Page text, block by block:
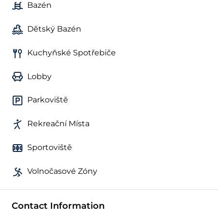
Bazén
Dětský Bazén
Kuchyňské Spotřebiče
Lobby
Parkoviště
Rekreační Místa
Sportoviště
Volnočasové Zóny
Contact Information